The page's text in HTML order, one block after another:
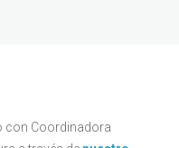
con Coordinadora